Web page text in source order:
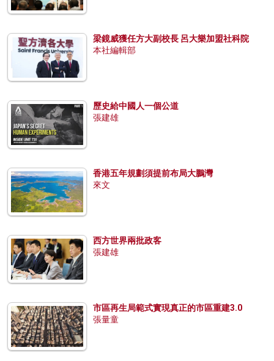
梁鏡威獲任方大副校長 呂大樂加盟社科院
本社編輯部
歷史給中國人一個公道
張建雄
香港五年規劃須提前布局大鵬灣
來文
西方世界兩批政客
張建雄
市區再生局範式實現真正的市區重建3.0
張量童